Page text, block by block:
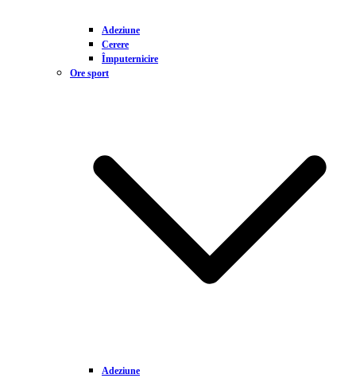
Adeziune
Cerere
Împuternicire
Ore sport
Adeziune